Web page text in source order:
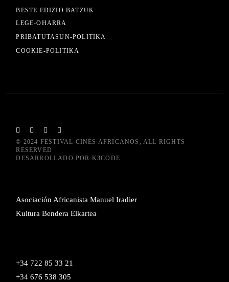
BESTE EDIZIO BATZUK
LEGE-OHARRA
PRIBATUTASUN-POLITIKA
COOKIE-POLITIKA
© 2024 FESTIVAL CINES AFRICANOS , ALL RIGHTS
RESERVED
DESARROLLADO POR K3CODE
Asociación Africanista Manuel Iradier
Kultura Bendera Elkartea
+34 722 85 33 21
+34 676 538 305